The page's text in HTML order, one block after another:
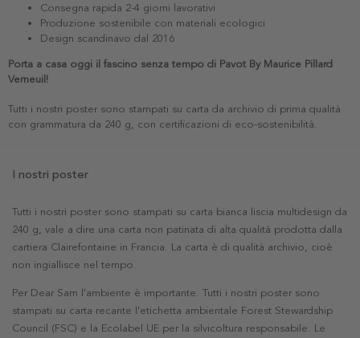
Consegna rapida 2-4 giorni lavorativi
Produzione sostenibile con materiali ecologici
Design scandinavo dal 2016
Porta a casa oggi il fascino senza tempo di Pavot By Maurice Pillard
Verneuil!
Tutti i nostri poster sono stampati su carta da archivio di prima qualità
con grammatura da 240 g, con certificazioni di eco-sostenibilità.
I nostri poster
Tutti i nostri poster sono stampati su carta bianca liscia multidesign da
240 g, vale a dire una carta non patinata di alta qualità prodotta dalla
cartiera Clairefontaine in Francia. La carta è di qualità archivio, cioè
non ingiallisce nel tempo.
Per Dear Sam l'ambiente è importante. Tutti i nostri poster sono
stampati su carta recante l'etichetta ambientale Forest Stewardship
Council (FSC) e la Ecolabel UE per la silvicoltura responsabile. Le